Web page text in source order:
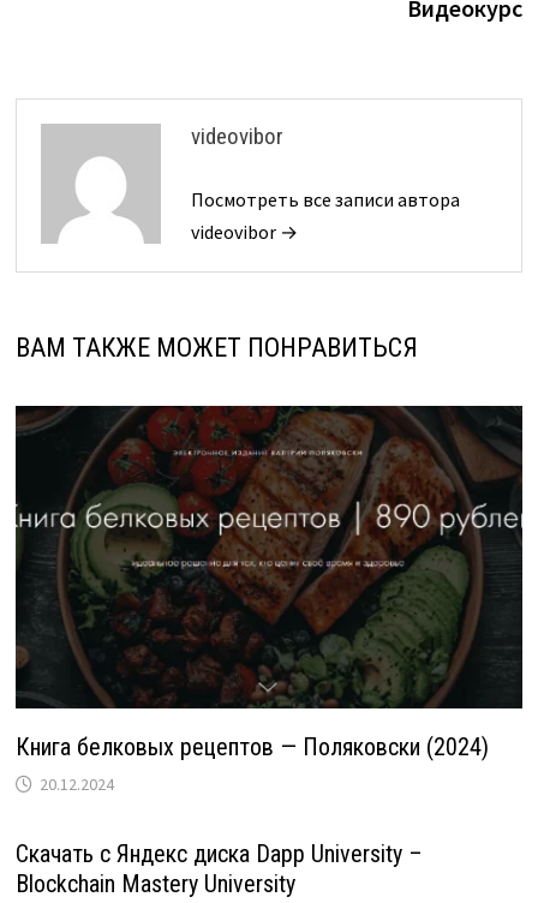
Видеокурс
videovibor
Посмотреть все записи автора
videovibor →
ВАМ ТАКЖЕ МОЖЕТ ПОНРАВИТЬСЯ
Книга белковых рецептов — Поляковски (2024)
20.12.2024
Скачать с Яндекс диска Dapp University –
Blockchain Mastery University